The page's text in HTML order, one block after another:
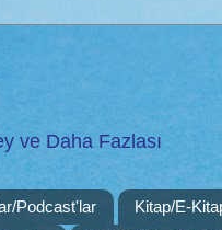
ve Daha Fazlası
Podcast'lar Kitap/E-